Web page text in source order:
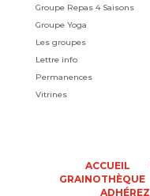
Groupe Repas 4 Saisons
Groupe Yoga
Les groupes
Lettre info
Permanences
Vitrines
ACCUEIL
GRAINOTHÈQUE
ADHÉREZ